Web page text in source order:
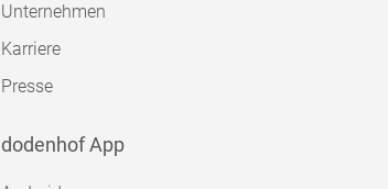
Unternehmen
Karriere
Presse
dodenhof App